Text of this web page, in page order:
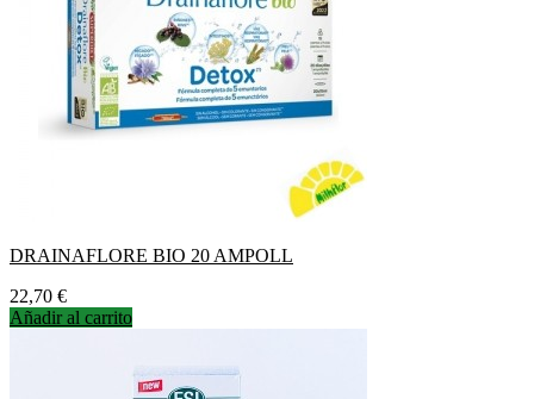
DRAINAFLORE BIO 20 AMPOLL
Precio
22,70 €
Añadir al carrito